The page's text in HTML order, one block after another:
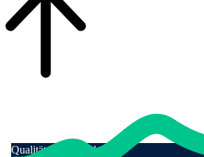
Qualität für Menschen